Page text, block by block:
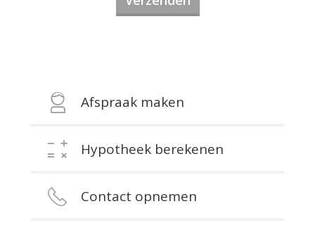
Afspraak maken
Hypotheek berekenen
Contact opnemen